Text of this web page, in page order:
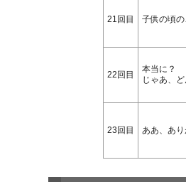
21回目 子供の頃
22回目
本当に？
じゃあ、
23回目 ああ、あ